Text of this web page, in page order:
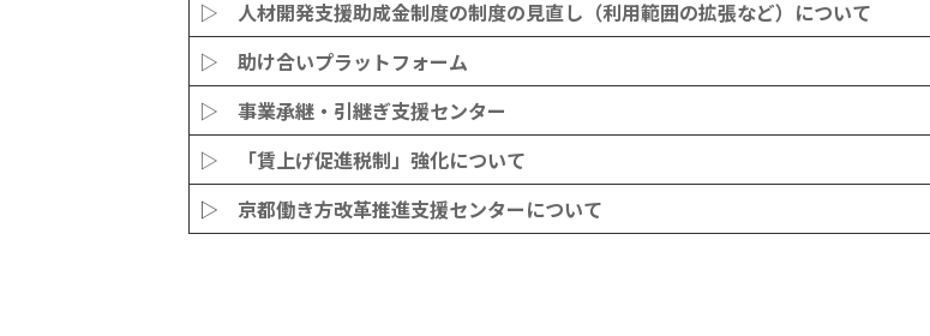
▷ 人材開発支援助成金制度の制度の見直し（利用範囲の拡張など）について
▷ 助け合いプラットフォーム
▷ 事業承継・引継ぎ支援センター
▷ 「賃上げ促進税制」強化について
▷ 京都働き方改革推進支援センターについて